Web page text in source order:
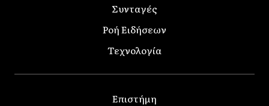
Συνταγές
Ροή Ειδήσεων
Τεχνολογία
Επιστήμη